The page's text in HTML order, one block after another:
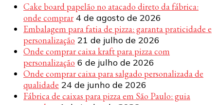
Cake board papelão no atacado direto da fábrica:
onde comprar 4 de agosto de 2026
Embalagem para fatia de pizza: garanta praticidade e
personalização 21 de julho de 2026
Onde comprar caixa kraft para pizza com
personalização 6 de julho de 2026
Onde comprar caixa para salgado personalizada de
qualidade 24 de junho de 2026
Fábrica de caixas para pizza em São Paulo: guia